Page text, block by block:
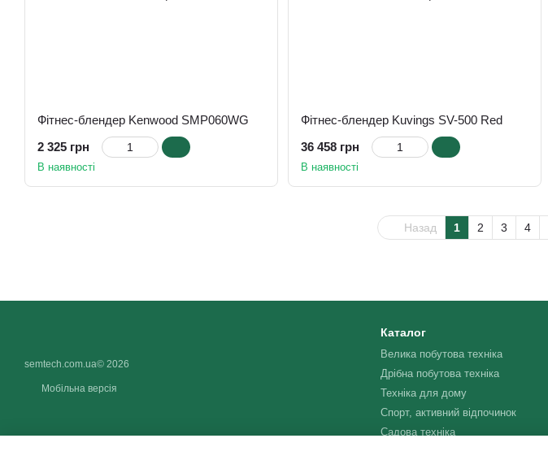
Фітнес-блендер Kenwood SMP060WG
2 325 грн
В наявності
Фітнес-блендер Kuvings SV-500 Red
36 458 грн
В наявності
Назад 1 2 3 4
semtech.com.ua© 2026
Мобільна версія
Каталог
Велика побутова техніка
Дрібна побутова техніка
Техніка для дому
Спорт, активний відпочинок
Садова техніка